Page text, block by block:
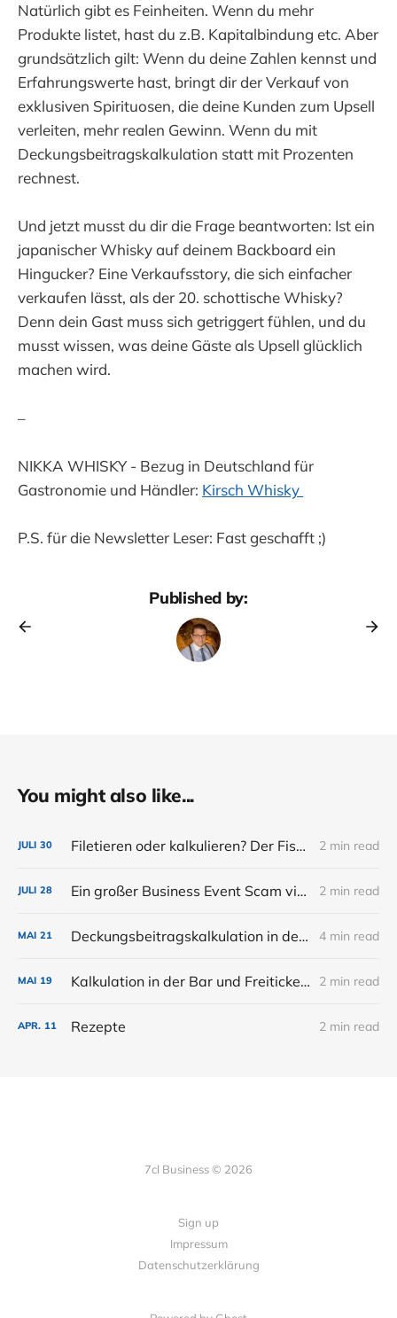
Natürlich gibt es Feinheiten. Wenn du mehr
Produkte listet, hast du z.B. Kapitalbindung etc. Aber
grundsätzlich gilt: Wenn du deine Zahlen kennst und
Erfahrungswerte hast, bringt dir der Verkauf von
exklusiven Spirituosen, die deine Kunden zum Upsell
verleiten, mehr realen Gewinn. Wenn du mit
Deckungsbeitragskalkulation statt mit Prozenten
rechnest.
Und jetzt musst du dir die Frage beantworten: Ist ein
japanischer Whisky auf deinem Backboard ein
Hingucker? Eine Verkaufsstory, die sich einfacher
verkaufen lässt, als der 20. schottische Whisky?
Denn dein Gast muss sich getriggert fühlen, und du
musst wissen, was deine Gäste als Upsell glücklich
machen wird.
–
NIKKA WHISKY - Bezug in Deutschland für
Gastronomie und Händler: Kirsch Whisky
P.S. für die Newsletter Leser: Fast geschafft ;)
Published by:
You might also like...
JULI 30 Filetieren oder kalkulieren? Der Fisch muss dem Gast schmecken... 2 min read
JULI 28 Ein großer Business Event Scam via Eventbrite 2 min read
MAI 21 Deckungsbeitragskalkulation in der Bar. Renner, Gewinner, Verlierer und Schläfer (Preisgestaltung Teil 2) 4 min read
MAI 19 Kalkulation in der Bar und Freitickets zum Bar Symposium Köln 2 min read
APR. 11 Rezepte 2 min read
7cl Business © 2026
Sign up
Impressum
Datenschutzerklärung